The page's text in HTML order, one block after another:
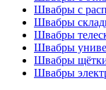
Швабры с
Швабры
Швабры
Швабры
Швабры
Швабры